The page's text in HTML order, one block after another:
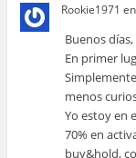
Rookie1971 en
Buenos
En primer
menos
Yo estoy en
70% en
buy&hold,